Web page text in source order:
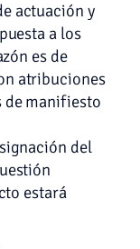
actuación y
a los
es de
atribuciones
de manifiesto
del
estará